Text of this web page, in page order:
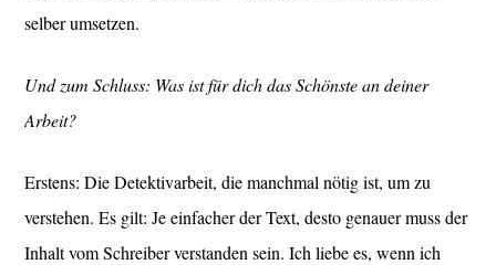
selber umsetzen.
Und zum Schluss: Was ist für dich das Schönste an deiner
Arbeit?
Erstens: Die Detektivarbeit, die manchmal nötig ist, um zu
verstehen. Es gilt: Je einfacher der Text, desto genauer muss der
Inhalt vom Schreiber verstanden sein. Ich liebe es, wenn ich